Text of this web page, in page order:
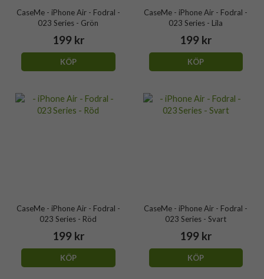
CaseMe - iPhone Air - Fodral -
023 Series - Grön
199 kr
KÖP
CaseMe - iPhone Air - Fodral -
023 Series - Lila
199 kr
KÖP
CaseMe - iPhone Air - Fodral -
023 Series - Röd
199 kr
KÖP
CaseMe - iPhone Air - Fodral -
023 Series - Svart
199 kr
KÖP